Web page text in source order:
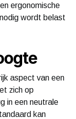
ergonomische
wordt belast
aspect van een
zich op
in een neutrale
kan